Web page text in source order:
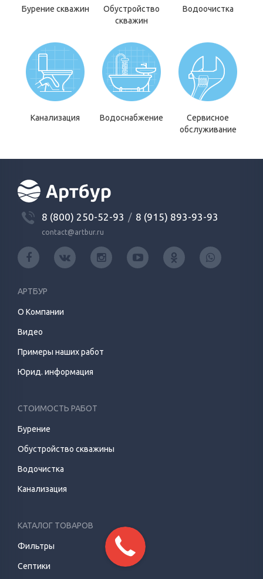
Бурение скважин
Обустройство
скважин
Водоочистка
Канализация Водоснабжение
Сервисное
обслуживание
8 (800) 250-52-93 / 8 (915) 893-93-93
contact@artbur.ru
АРТБУР
О Компании
Видео
Примеры наших работ
Юрид. информация
СТОИМОСТЬ РАБОТ
Бурение
Обустройство скважины
Водочистка
Канализация
КАТАЛОГ ТОВАРОВ
Фильтры
Септики